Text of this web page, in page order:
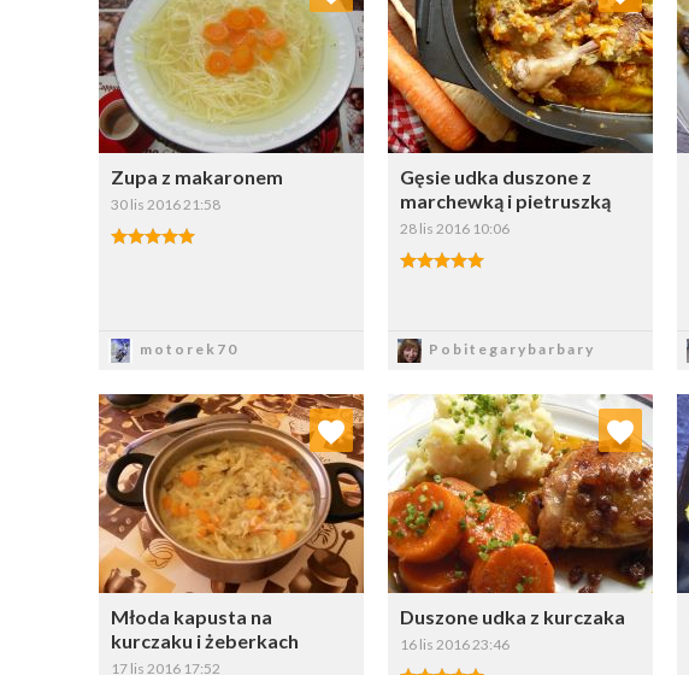
Zupa z makaronem
30 lis 2016 21:58
motorek70
Wybierz listę:
Gęsie udka duszone z
marchewką i pietruszką
28 lis 2016 10:06
Pobitegarybarbary
Wybierz listę:
Młoda kapusta na
kurczaku i żeberkach
17 lis 2016 17:52
Dodaj do ulubionych
Wybierz listę:
Duszone udka z kurczaka
16 lis 2016 23:46
Dodaj do ulubionych
Wybierz listę: